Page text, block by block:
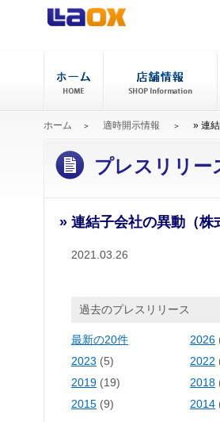
ホーム 適時開示情報 » 連
プレスリリー
» 連結子会社の異動（
2021.03.26
過去のプレスリリース
最新の20件 2026
2023 (5) 2022
2019 (19) 2018
2015 (9) 2014